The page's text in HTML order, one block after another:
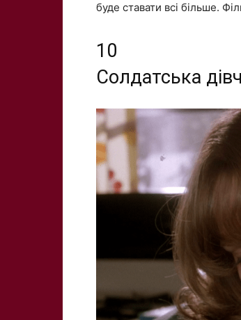
буде ставати всі більше.
10
Солдатська